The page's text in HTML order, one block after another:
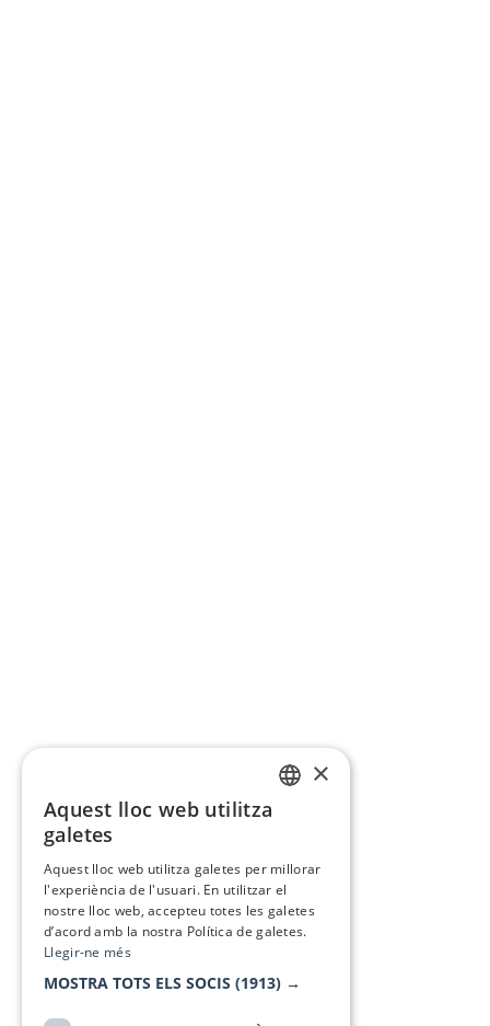
×
Aquest lloc web utilitza
galetes
Aquest lloc web utilitza galetes per millorar
l'experiència de l'usuari. En utilitzar el
nostre lloc web, accepteu totes les galetes
d’acord amb la nostra Política de galetes.
Llegir-ne més
MOSTRA TOTS ELS SOCIS (1913) →